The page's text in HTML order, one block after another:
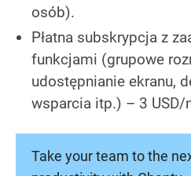
osób).
Płatna subskrypcja z
funkcjami (grupowe
udostępnianie ekranu,
wsparcia itp.) – 3
Take your team to the